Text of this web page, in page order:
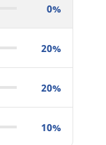
0%
20%
20%
10%